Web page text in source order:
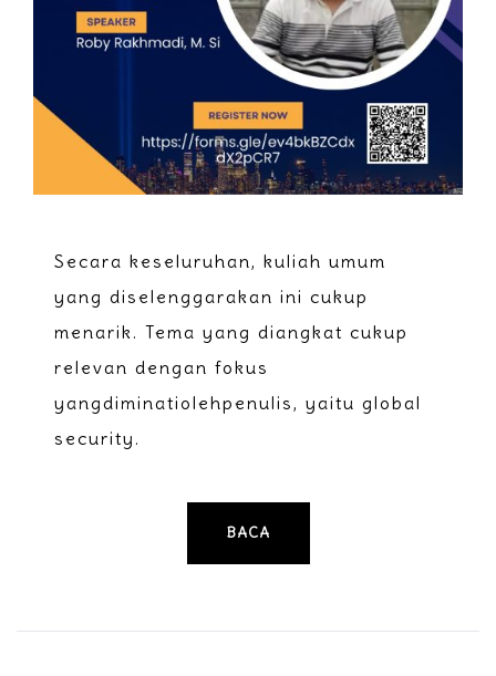
Secara keseluruhan, kuliah umum
yang diselenggarakan ini cukup
menarik. Tema yang diangkat cukup
relevan dengan fokus
yangdiminatiolehpenulis, yaitu global
security.
BACA